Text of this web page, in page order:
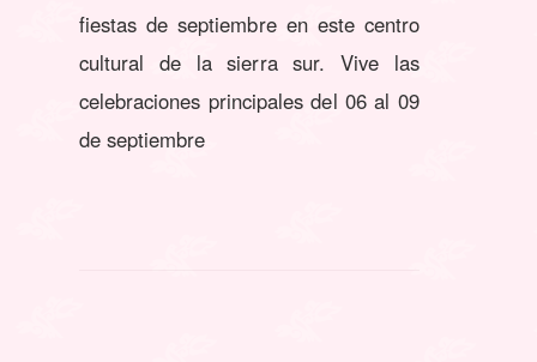
fiestas de septiembre en este centro
cultural de la sierra sur. Vive las
celebraciones principales del 06 al 09
de septiembre